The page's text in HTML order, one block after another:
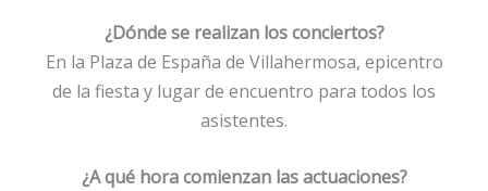
¿Dónde se realizan los conciertos?
En la Plaza de España de Villahermosa, epicentro
de la fiesta y lugar de encuentro para todos los
asistentes.
¿A qué hora comienzan las actuaciones?